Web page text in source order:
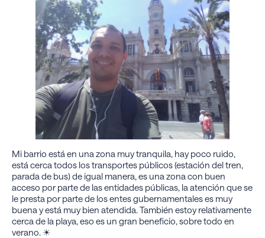
Mi barrio está en una zona muy tranquila, hay poco ruido,
está cerca todos los transportes públicos (estación del tren,
parada de bus) de igual manera, es una zona con buen
acceso por parte de las entidades públicas, la atención que se
le presta por parte de los entes gubernamentales es muy
buena y está muy bien atendida. También estoy relativamente
cerca de la playa, eso es un gran beneficio, sobre todo en
verano. ☀